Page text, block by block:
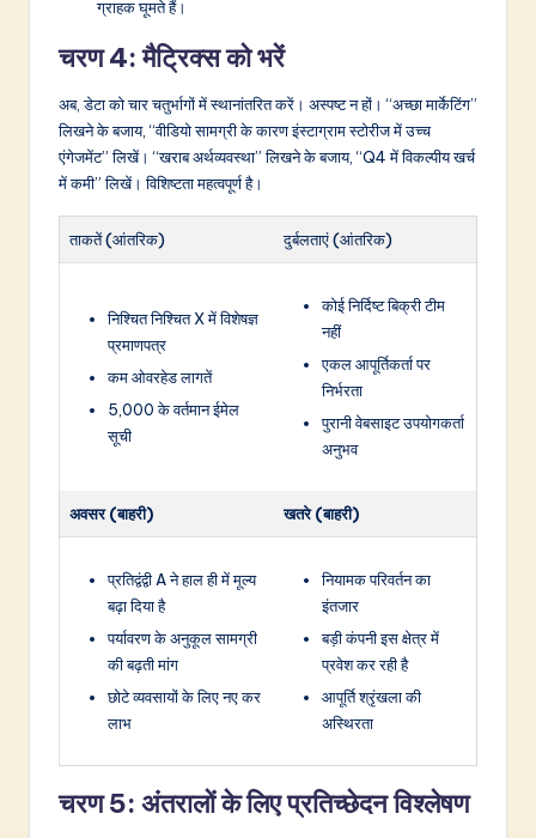
ग्राहक घूमते हैं।
चरण 4: मैट्रिक्स को भरें
अब, डेटा को चार चतुर्भागों में स्थानांतरित करें। अस्पष्ट न हों। “अच्छा मार्केटिंग”
लिखने के बजाय, “वीडियो सामग्री के कारण इंस्टाग्राम स्टोरीज में उच्च
एंगेजमेंट” लिखें। “खराब अर्थव्यवस्था” लिखने के बजाय, “Q4 में विकल्पीय खर्च
में कमी” लिखें। विशिष्टता महत्वपूर्ण है।
ताकतें (आंतरिक) दुर्बलताएं (आंतरिक)
निश्चित निश्चित X में विशेषज्ञ
प्रमाणपत्र
कम ओवरहेड लागतें
5,000 के वर्तमान ईमेल
सूची
कोई निर्दिष्ट बिक्री टीम
नहीं
एकल आपूर्तिकर्ता पर
निर्भरता
पुरानी वेबसाइट उपयोगकर्ता
अनुभव
अवसर (बाहरी) खतरे (बाहरी)
प्रतिद्वंद्वी A ने हाल ही में मूल्य
बढ़ा दिया है
पर्यावरण के अनुकूल सामग्री
की बढ़ती मांग
छोटे व्यवसायों के लिए नए कर
लाभ
नियामक परिवर्तन का
इंतजार
बड़ी कंपनी इस क्षेत्र में
प्रवेश कर रही है
आपूर्ति श्रृंखला की
अस्थिरता
चरण 5: अंतरालों के लिए प्रतिच्छेदन विश्लेषण